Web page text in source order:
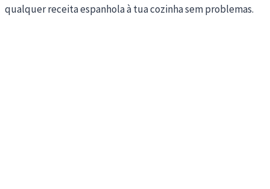
qualquer receita espanhola à tua cozinha sem problemas.